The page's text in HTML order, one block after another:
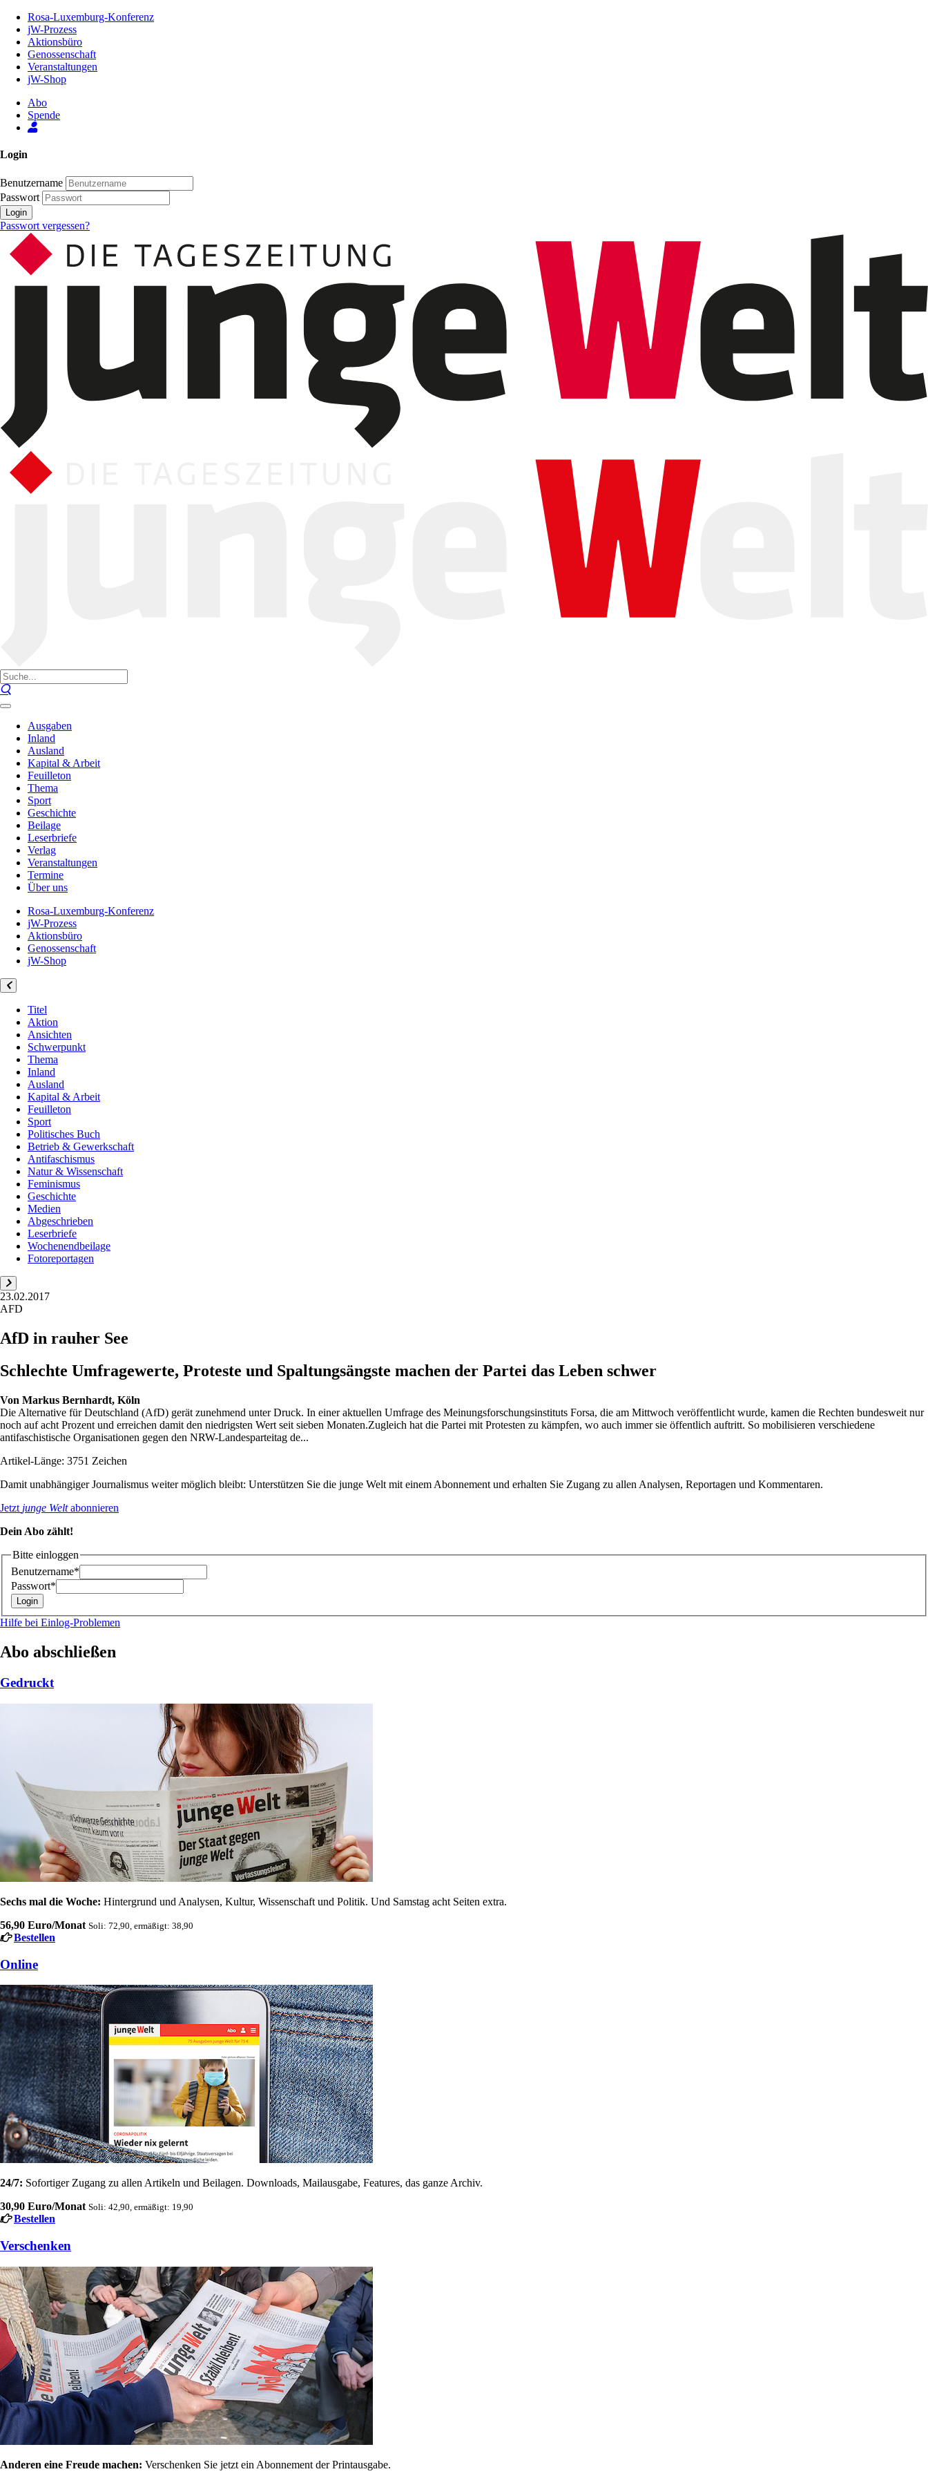
Inhalt
Seite
Rosa-Luxemburg-Konferenz
jW-Prozess
Aktionsbüro
Genossenschaft
Veranstaltungen
jW-Shop
Abo
Spende
Login
Benutzername
Passwort
Login
Passwort vergessen?
Ausgaben
Inland
Ausland
Kapital & Arbeit
Feuilleton
Thema
Sport
Geschichte
Beilage
Leserbriefe
Verlag
Veranstaltungen
Termine
Über uns
Rosa-Luxemburg-Konferenz
jW-Prozess
Aktionsbüro
Genossenschaft
jW-Shop
Titel
Aktion
Ansichten
Schwerpunkt
Thema
Inland
Ausland
Kapital & Arbeit
Feuilleton
Sport
Politisches Buch
Betrieb & Gewerkschaft
Antifaschismus
Natur & Wissenschaft
Feminismus
Geschichte
Medien
Abgeschrieben
Leserbriefe
Wochenendbeilage
Fotoreportagen
23.02.2017
AFD
AfD in rauher See
Schlechte Umfragewerte, Proteste und Spaltungsängste machen der Partei das Leben schwer
Von Markus Bernhardt, Köln
Die Alternative für Deutschland (AfD) gerät zunehmend unter Druck. In einer aktuellen Umfrage des Meinungsforschungsinstituts Forsa, die am Mittwoch veröffentlicht wurde, kamen die Rechten bundesweit nur
noch auf acht Prozent und erreichen damit den niedrigsten Wert seit sieben Monaten.Zugleich hat die Partei mit Protesten zu kämpfen, wo auch immer sie öffentlich auftritt. So mobilisieren verschiedene
antifaschistische Organisationen gegen den NRW-Landesparteitag de...
Artikel-Länge: 3751 Zeichen
Damit unabhängiger Journalismus weiter möglich bleibt: Unterstützen Sie die junge Welt mit einem Abonnement und erhalten Sie Zugang zu allen Analysen, Reportagen und Kommentaren.
Jetzt junge Weltabonnieren
Dein Abo zählt!
Bitte einloggen
Benutzername*
Passwort*
Hilfe bei Einlog-Problemen
Abo abschließen
Gedruckt
Sechs mal die Woche: Hintergrund und Analysen, Kultur, Wissenschaft und Politik. Und Samstag acht Seiten extra.
56,90 Euro/Monat Soli: 72,90, ermäßigt: 38,90
Bestellen
Online
24/7: Sofortiger Zugang zu allen Artikeln und Beilagen. Downloads, Mailausgabe, Features, das ganze Archiv.
30,90 Euro/Monat Soli: 42,90, ermäßigt: 19,90
Bestellen
Verschenken
Anderen eine Freude machen: Verschenken Sie jetzt ein Abonnement der Printausgabe.